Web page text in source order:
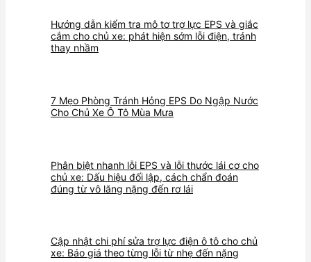
Hướng dẫn kiểm tra mô tơ trợ lực EPS và giắc
cắm cho chủ xe: phát hiện sớm lỗi điện, tránh
thay nhầm
7 Mẹo Phòng Tránh Hỏng EPS Do Ngập Nước
Cho Chủ Xe Ô Tô Mùa Mưa
Phân biệt nhanh lỗi EPS và lỗi thước lái cơ cho
chủ xe: Dấu hiệu đối lập, cách chẩn đoán
đúng từ vô lăng nặng đến rơ lái
Cập nhật chi phí sửa trợ lực điện ô tô cho chủ
xe: Báo giá theo từng lỗi từ nhẹ đến nặng